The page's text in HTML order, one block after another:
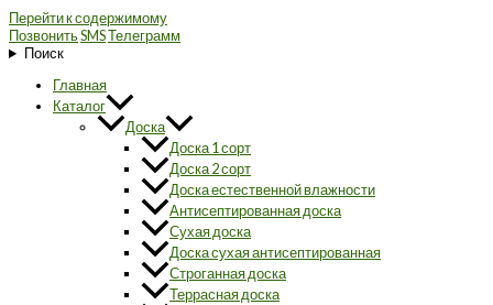
Перейти к содержимому
ПозвонитьSMSТелеграмм
Поиск
Главная
Каталог
Доска
Доска 1 сорт
Доска 2 сорт
Доска естественной влажности
Антисептированная доска
Сухая доска
Доска сухая антисептированная
Строганная доска
Террасная доска